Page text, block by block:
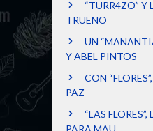
“TURR4ZO” Y
TRUENO
UN
Y ABEL PINTOS
CON
PAZ
“LAS
PARA MAU